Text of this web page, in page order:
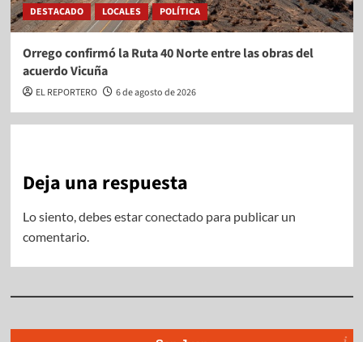
DESTACADO LOCALES POLÍTICA
Orrego confirmó la Ruta 40 Norte entre las obras del
acuerdo Vicuña
EL REPORTERO 6 de agosto de 2026
Deja una respuesta
Lo siento, debes estarconectadopara publicar un
comentario.